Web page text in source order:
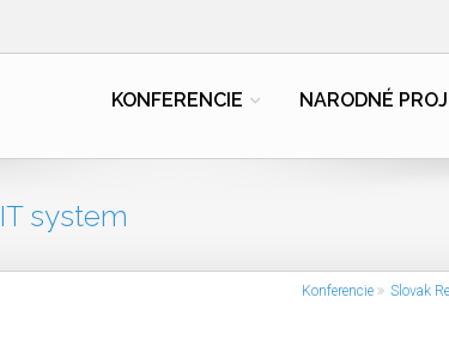
KONFERENCIE NARODNÉ
IT system
Konferencie Slovak